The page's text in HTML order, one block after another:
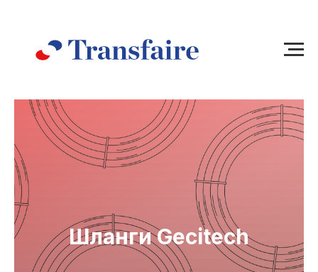
Шланги Gecitech